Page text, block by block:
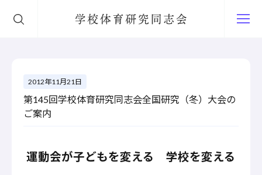
学校体育研究同志会
2012年11月21日
第145回学校体育研究同志会全国研究（冬）大会の
ご案内
運動会が子どもを変える 学校を変える